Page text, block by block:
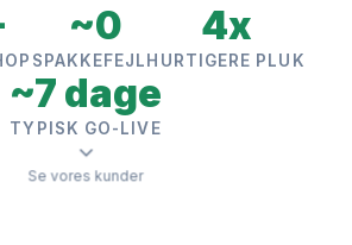
~0
PAKKEFEJL
4x
HURTIGERE PLUK
~7 dage
TYPISK GO-LIVE
Se vores kunder